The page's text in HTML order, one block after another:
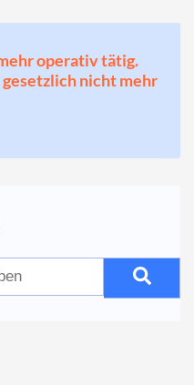
operativ tätig.
nicht mehr